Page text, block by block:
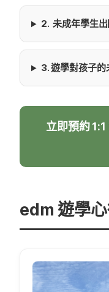
2. 未成年學生
3. 遊學對孩子的
立即預約
edm 遊學